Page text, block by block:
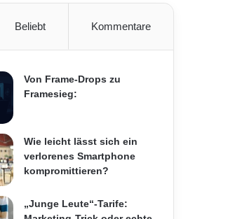
Beliebt Kommentare
Von Frame-Drops zu
Framesieg:
Wie leicht lässt sich ein
verlorenes Smartphone
kompromittieren?
„Junge Leute“-Tarife: